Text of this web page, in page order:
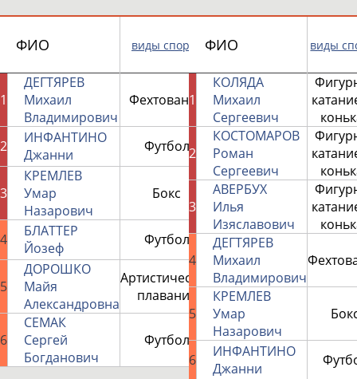
ФИО виды спорта
Количество
упоминаний
1
ДЕГТЯРЕВ
Михаил
Владимирович
Фехтование 7
2
ИНФАНТИНО
Джанни
Футбол 5
3
КРЕМЛЕВ
Умар
Назарович
Бокс 3
4
БЛАТТЕР
Йозеф
Футбол 2
5
ДОРОШКО
Майя
Александровна
Артистическое
плавание
2
6
СЕМАК
Сергей
Богданович
Футбол 2
ФИО виды
1
КОЛЯДА
Михаил
Сергеевич
2
КОСТОМАРОВ
Роман
Сергеевич
3
АВЕРБУХ
Илья
Изяславович
4
ДЕГТЯРЕВ
Михаил
Владимирович
5
КРЕМЛЕВ
Умар
Назарович
6
ИНФАНТИНО
Джанни